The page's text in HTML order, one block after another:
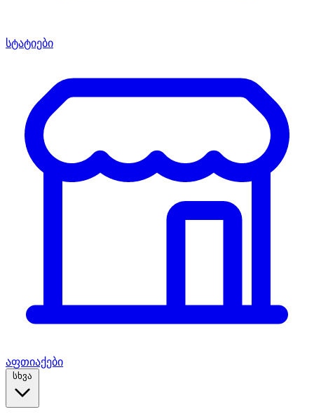
სტატიები
აფთიაქები
სხვა